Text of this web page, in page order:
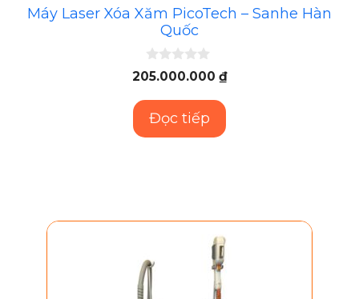
Máy Laser Xóa Xăm PicoTech – Sanhe Hàn
Quốc
0
n
à
205.000.000 ₫
Đọc tiếp